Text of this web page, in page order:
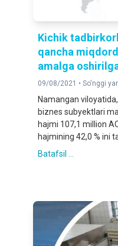
Kichik
qancha
amalga
09/08/2021 • So'nggi
Namangan
biznes subyektlari
hajmi 107,1 million
hajmining 42,0 % ini
Batafsil ...